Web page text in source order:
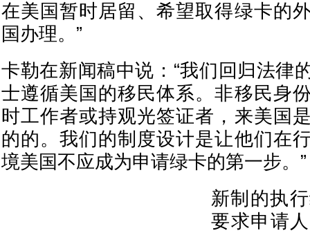
在美国暂时居留、希望取得绿卡的
国办理。”
卡勒在新闻稿中说：“我们回归法律
士遵循美国的移民体系。非移民身
时工作者或持观光签证者，来美国
的的。我们的制度设计是让他们在
境美国不应成为申请绿卡的第一步。”
新制的执
要求申请